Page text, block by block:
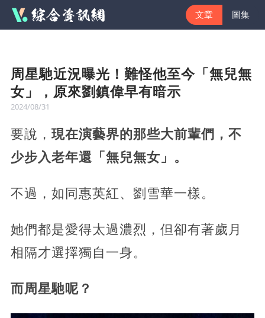
文章 圖集
周星馳近況曝光！難怪他至今「無兒無
女」，原來劉鎮偉早有暗示
2024/08/31
要說，現在演藝界的那些大前輩們，不
少步入老年還「無兒無女」。
不過，如同惠英紅、劉雪華一樣。
她們都是愛得太過濃烈，但卻有著歲月
相隔才選擇獨自一身。
而周星馳呢？